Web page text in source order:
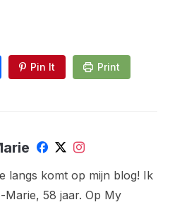
Pin It Print
langs komt op mijn blog! Ik
Marie, 58 jaar. Op My